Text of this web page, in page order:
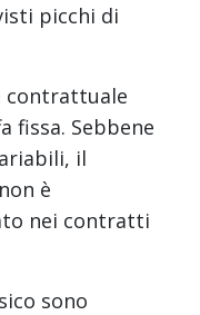
picchi di
contrattuale
fissa. Sebbene
il
è
nei contratti
sono